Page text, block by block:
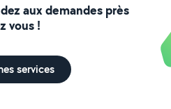
aux demandes près
vous !
services